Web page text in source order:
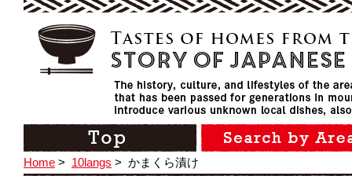
Home > 10langs > かまくら漬け